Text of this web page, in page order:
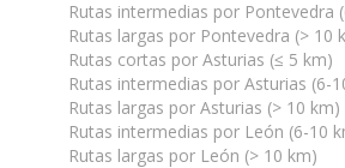
Rutas intermedias por Pontevedra
Rutas largas por Pontevedra (> 10
Rutas cortas por Asturias (≤ 5 km)
Rutas intermedias por Asturias (6-
Rutas largas por Asturias (> 10 km)
Rutas intermedias por León (6-10
Rutas largas por León (> 10 km)